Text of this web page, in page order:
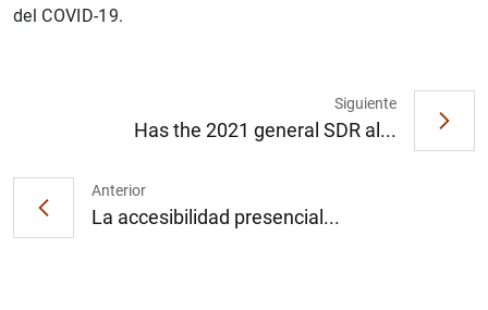
del COVID-19.
Anterior
La accesibilidad presencial...
Siguiente
Has the 2021 general SDR al...